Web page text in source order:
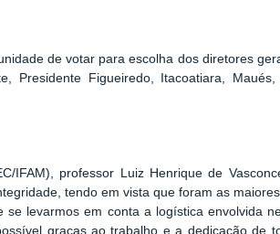
de votar para escolha dos diretores
Presidente Figueiredo, Itacoatiara,
IFAM), professor Luiz Henrique de
tendo em vista que foram as
levarmos em conta a logística envolvida
graças ao trabalho e a dedicação de